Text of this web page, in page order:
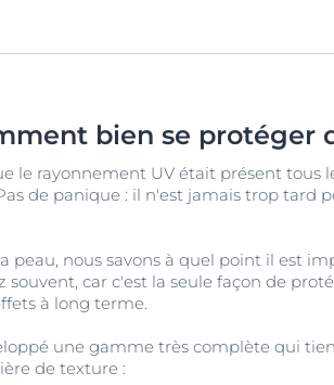
bien se protéger
le rayonnement UV était présent tous
de panique : il n'est jamais trop tard
peau, nous savons à quel point il est
souvent, car c'est la seule façon de
à long terme.
une gamme très complète qui
de texture :